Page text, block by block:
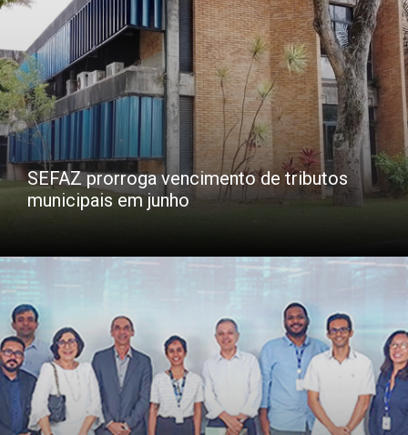
SEFAZ prorroga vencimento de tributos
municipais em junho